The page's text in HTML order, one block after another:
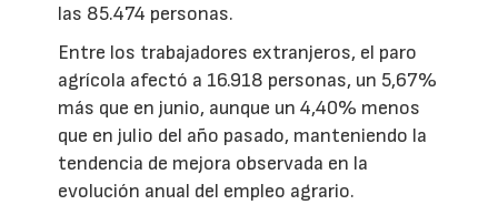
las 85.474 personas.
Entre los trabajadores extranjeros, el paro
agrícola afectó a 16.918 personas, un 5,67%
más que en junio, aunque un 4,40% menos
que en julio del año pasado, manteniendo la
tendencia de mejora observada en la
evolución anual del empleo agrario.